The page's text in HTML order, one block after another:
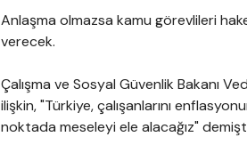
Anlaşma olmazsa kamu görevlileri
verecek.
Çalışma ve Sosyal Güvenlik Bakanı
ilişkin, "Türkiye, çalışanlarını
noktada meseleyi ele alacağız"